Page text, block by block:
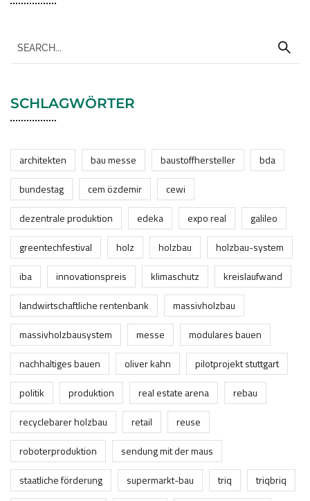
SCHLAGWÖRTER
architekten bau messe baustoffhersteller
bda
bundestag
cem özdemir
cewi
dezentrale produktion
edeka expo real
galileo
greentechfestival
holz holzbau
holzbau-system
iba
innovationspreis klimaschutz
kreislaufwand
landwirtschaftliche rentenbank
massivholzbau
massivholzbausystem
messe
modulares bauen
nachhaltiges bauen
oliver kahn
pilotprojekt stuttgart
politik
produktion real estate arena
rebau
recyclebarer holzbau
retail
reuse
roboterproduktion
sendung mit der maus
staatliche förderung
supermarkt-bau triq
triqbriq